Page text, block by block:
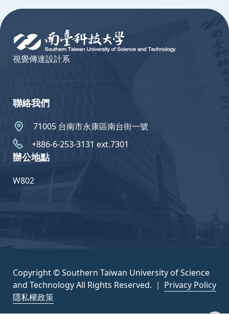
視覺傳達設計系
聯絡我們
71005 台南市永康區南台街一號
+886-6-253-3131 ext.7301
辦公地點
W802
Copyright © Southern Taiwan University of Science
and Technology All Rights Reserved. ｜ Privacy Policy
隱私權政策